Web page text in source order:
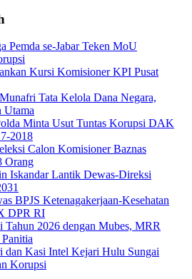
Pemda se-Jabar Teken MoU
Kursi Komisioner KPI Pusat
Tata Kelola Dana Negara,
Utama
Minta Usut Tuntas Korupsi DAK
2018
Calon Komisioner Baznas
Orang
Iskandar Lantik Dewas-Direksi
BPJS Ketenagakerjaan-Kesehatan
DPR RI
2026 dengan Mubes, MRR
dan Kasi Intel Kejari Hulu Sungai
Korupsi